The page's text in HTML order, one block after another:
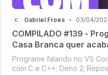
Gabriel Froes • 03/04/
COMPILADO #139 -
Casa Branca quer
Repos infectados no
Programe falando no VS
com C e C++; Deno 2;